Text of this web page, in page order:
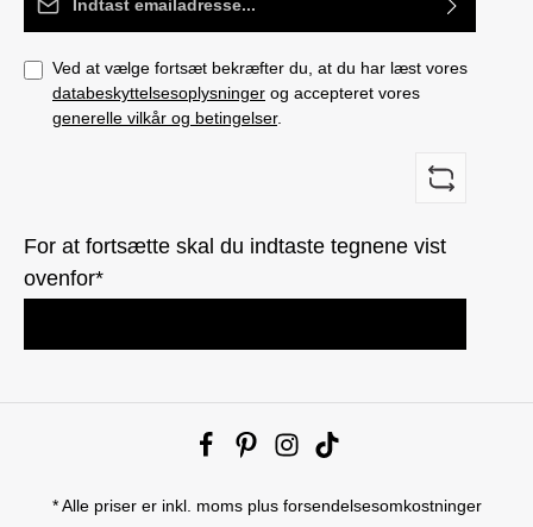
Ved at vælge fortsæt bekræfter du, at du har læst vores
databeskyttelsesoplysninger og accepteret vores
generelle vilkår og betingelser.
For at fortsætte skal du indtaste tegnene vist
ovenfor*
* Alle priser er inkl. moms plus forsendelsesomkostninger